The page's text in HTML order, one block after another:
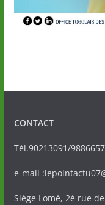
CONTACT
Tél.90213091/
e-mail
Siège Lomé, 2è rue